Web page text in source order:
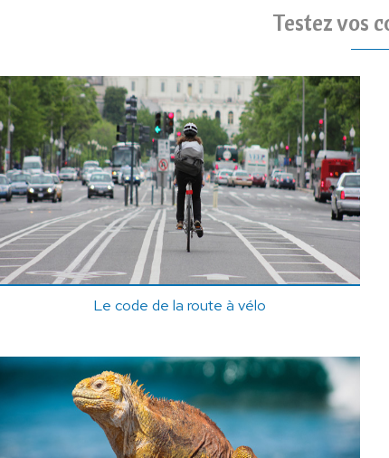
Testez vos
Le code de la route à vélo